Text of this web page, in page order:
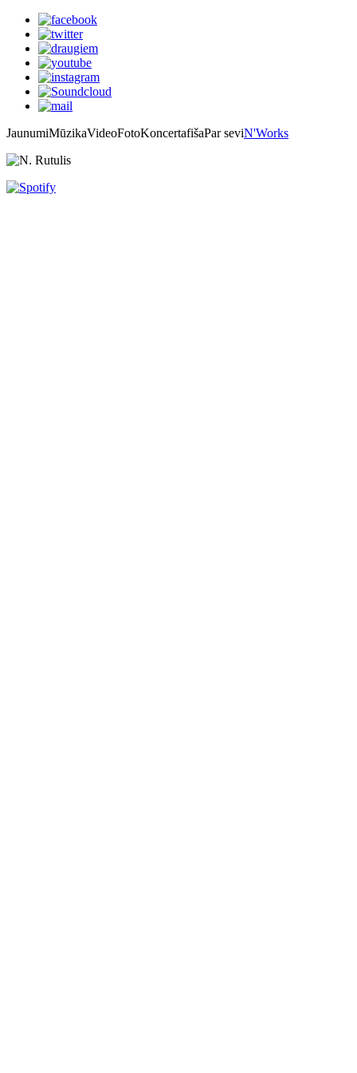
JaunumiMūzikaVideoFotoKoncertafišaPar seviN'Works